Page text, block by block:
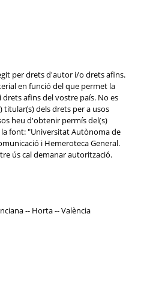
per drets d'autor i/o drets afins.
en funció del que permet la
afins del vostre país. No es
titular(s) dels drets per a usos
heu d'obtenir permís del(s)
font: "Universitat Autònoma de
i Hemeroteca General.
ús cal demanar autorització.
-- Horta -- València